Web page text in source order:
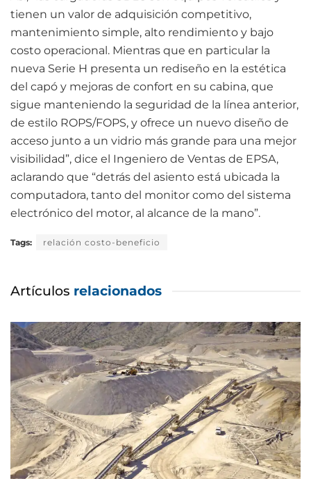
tienen un valor de adquisición competitivo,
mantenimiento simple, alto rendimiento y bajo
costo operacional. Mientras que en particular la
nueva Serie H presenta un rediseño en la estética
del capó y mejoras de confort en su cabina, que
sigue manteniendo la seguridad de la línea anterior,
de estilo ROPS/FOPS, y ofrece un nuevo diseño de
acceso junto a un vidrio más grande para una mejor
visibilidad”, dice el Ingeniero de Ventas de EPSA,
aclarando que “detrás del asiento está ubicada la
computadora, tanto del monitor como del sistema
electrónico del motor, al alcance de la mano”.
Tags: relación costo-beneficio
Artículos relacionados